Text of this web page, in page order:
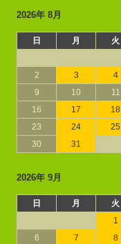
2026年 8月
日 月 火
2
3 4
9
10 11
16
17 18
23
24 25
30
31
2026年 9月
日 月 火
1
6
7 8